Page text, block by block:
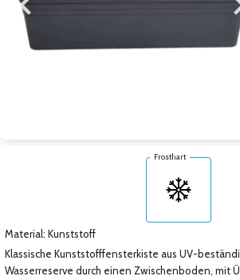
Zum vorigen Bild
Frosthart
Material: Kunststoff
Klassische Kunststofffensterkiste aus UV-
Wasserreserve durch einen Zwischenboden, mit